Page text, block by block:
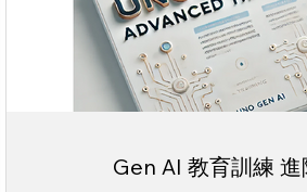
Gen AI 教育訓練 進